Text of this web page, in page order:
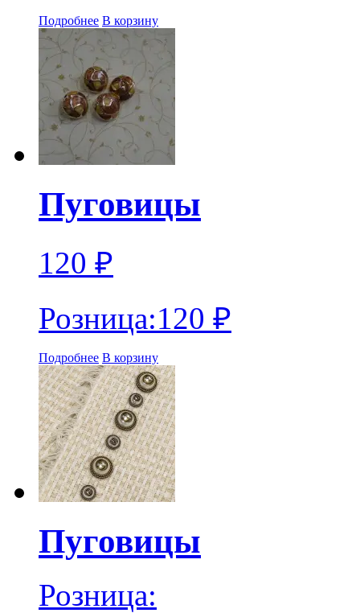
Подробнее В корзину
Пуговицы
120 ₽
Розница:120 ₽
Подробнее В корзину
Пуговицы
Розница: